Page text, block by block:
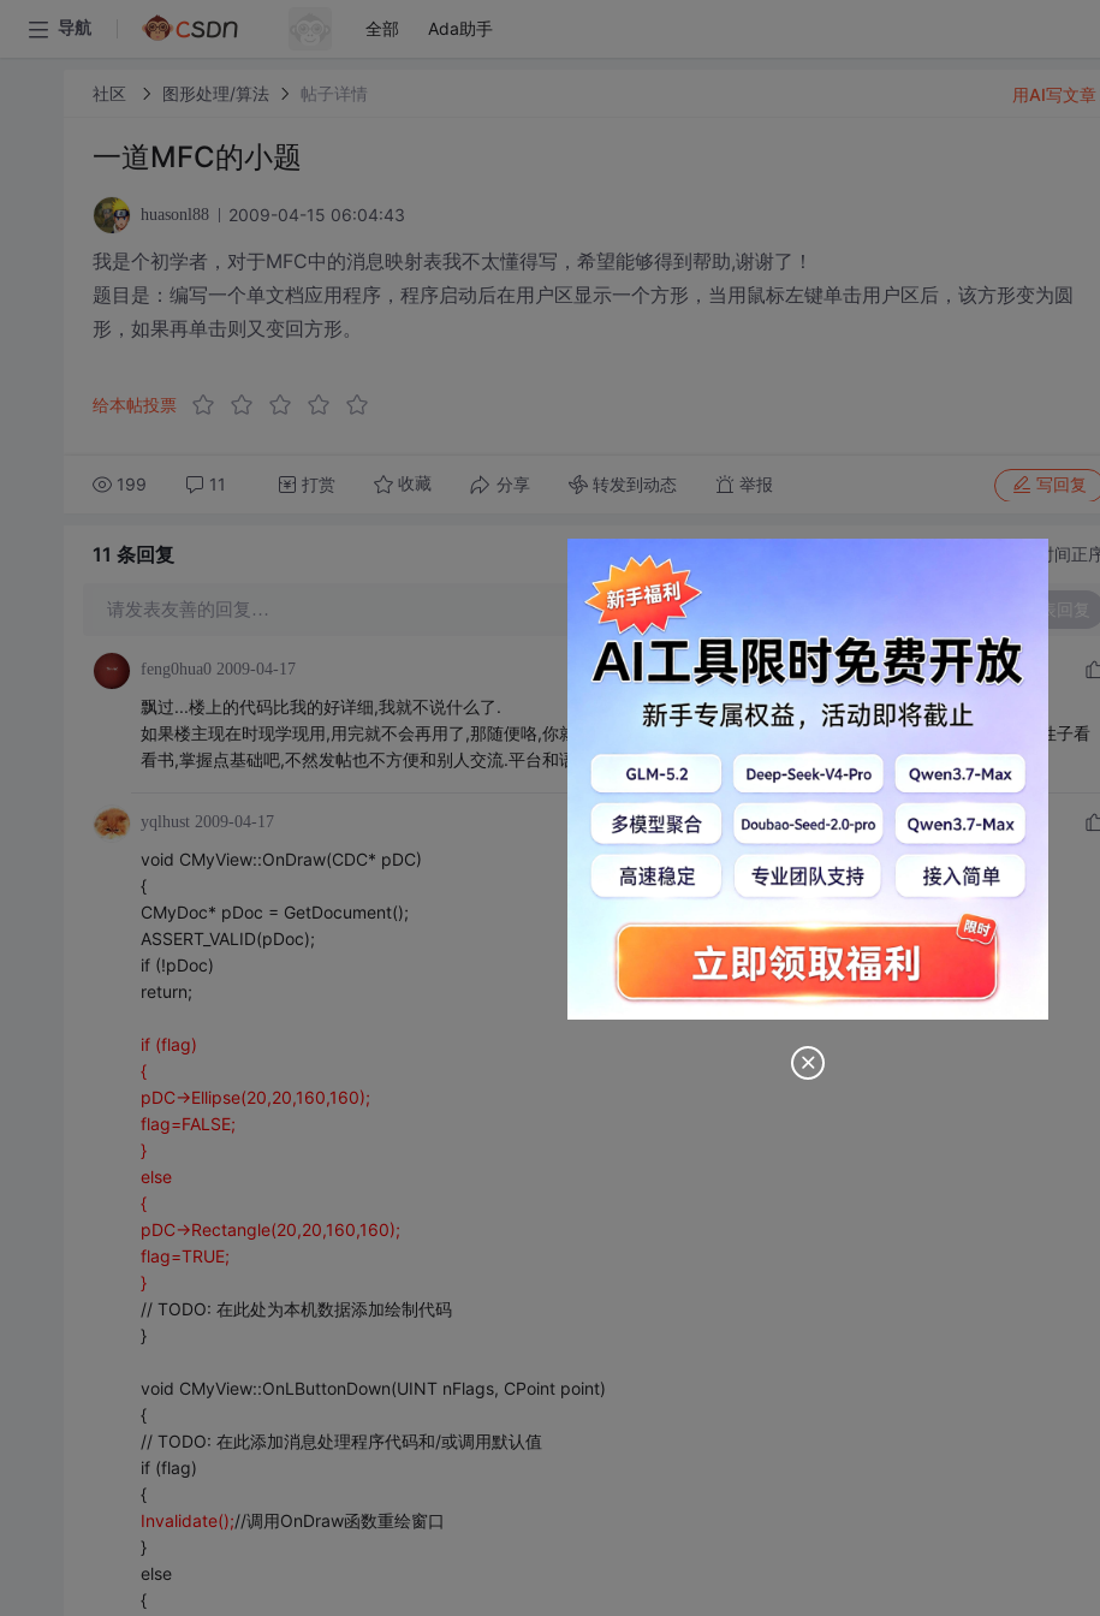
导航 全部 Ada助手
社区 图形处理/算法 帖子详情
一道MFC的小题
huasonl88 2009-04-15 06:04:43
我是个初学者，对于MFC中的消息映射表我不太懂得写，希望能够得到帮助,谢谢了！
题目是：编写一个单文档应用程序，程序启动后在用户区显示一个方形，当用鼠标左键单击用户区后，该方形变为圆
形，如果再单击则又变回方形。
给本帖投票
199 11 打赏 收藏 分享 转发到动态 举报 写回复
用AI写文章
11 条回复 切换为时间正
请发表友善的回复…
feng0hua0 2009-04-17
飘过...楼上的代码比我的好详细,我就不说什么了.
如果楼主现在时现学现用,用完就不会再用了,那随便咯,你就用楼上朋友给的代码吧,如果以后还准备这方面的研究,还是耐着性子看
看书,掌握点基础吧,不然发帖也不方便和别人交流.平台和语言不兼容=.=!~
yqlhust 2009-04-17
void CMyView::OnDraw(CDC* pDC)
{
CMyDoc* pDoc = GetDocument();
ASSERT_VALID(pDoc);
if (!pDoc)
return;
if (flag)
{
pDC->Ellipse(20,20,160,160);
flag=FALSE;
}
else
{
pDC->Rectangle(20,20,160,160);
flag=TRUE;
}
// TODO: 在此处为本机数据添加绘制代码
}
void CMyView::OnLButtonDown(UINT nFlags, CPoint point)
{
// TODO: 在此添加消息处理程序代码和/或调用默认值
if (flag)
{
Invalidate();//调用OnDraw函数重绘窗口
}
else
{